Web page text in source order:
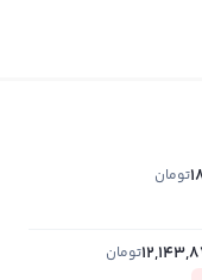
تومان
تومان